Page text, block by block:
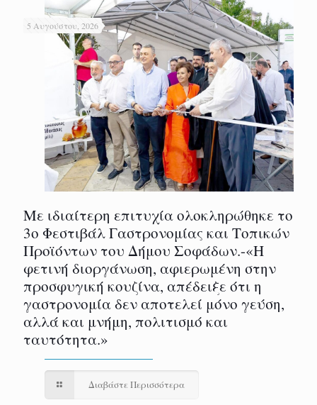
5 Αυγούστου, 2026
Με ιδιαίτερη επιτυχία ολοκληρώθηκε το
3ο Φεστιβάλ Γαστρονομίας και Τοπικών
Προϊόντων του Δήμου Σοφάδων.-«Η
φετινή διοργάνωση, αφιερωμένη στην
προσφυγική κουζίνα, απέδειξε ότι η
γαστρονομία δεν αποτελεί μόνο γεύση,
αλλά και μνήμη, πολιτισμό και
ταυτότητα.»
Διαβάστε Περισσότερα